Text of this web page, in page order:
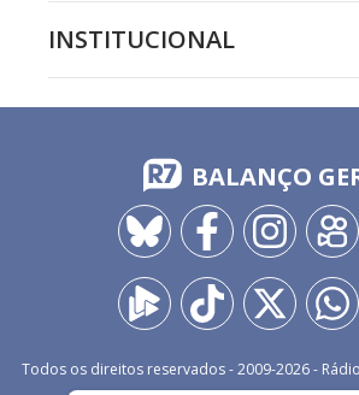
INSTITUCIONAL
BALANÇO
Todos os direitos reservados - 2009-2026-